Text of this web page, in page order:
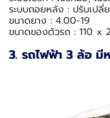
ระบบถอยหลัง : ปรับเป
ขนาดยาง : 4.00-19
ขนาดของตัวรถ : 110 x
3. รถไฟฟ้า 3 ล้อ มี